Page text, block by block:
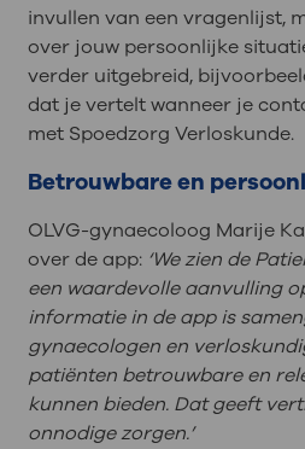
invullen van een vragenlijst,
over jouw persoonlijke
verder uitgebreid,
dat je vertelt wanneer je
met Spoedzorg Verloskunde.
Betrouwbare en
OLVG-gynaecoloog Marije
over de app: ‘We zien de
een waardevolle aanvulling
informatie in de app is
gynaecologen en
patiënten betrouwbare en
kunnen bieden. Dat geeft
onnodige zorgen.’